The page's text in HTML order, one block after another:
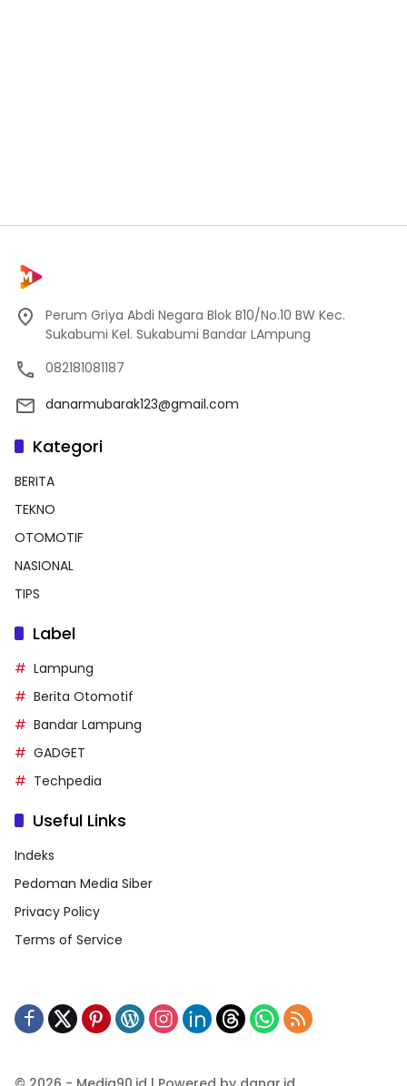
Perum Griya Abdi Negara Blok B10/No.10 BW Kec.
Sukabumi Kel. Sukabumi Bandar LAmpung
082181081187
danarmubarak123@gmail.com
Kategori
BERITA
TEKNO
OTOMOTIF
NASIONAL
TIPS
Label
Lampung
Berita Otomotif
Bandar Lampung
GADGET
Techpedia
Useful Links
Indeks
Pedoman Media Siber
Privacy Policy
Terms of Service